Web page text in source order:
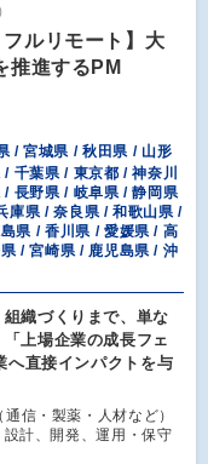
フルリモート】大
推進するPM
/ 宮城県 / 秋田県 / 山形
千葉県 / 東京都 / 神奈川
長野県 / 岐阜県 / 静岡県
庫県 / 奈良県 / 和歌山県 /
県 / 香川県 / 愛媛県 / 高
/ 宮崎県 / 鹿児島県 / 沖
織づくりまで、単な
上場企業の成長フェ
へ直接インパクトを与
信・製薬・人材など）
計、開発、運用・保守